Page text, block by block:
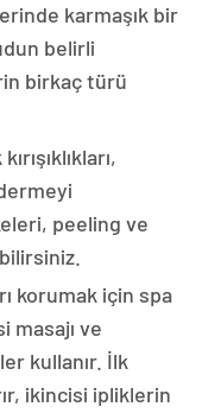
karmaşık bir
belirli
birkaç türü
peeling ve
korumak için spa
masajı ve
kullanır. İlk
ikincisi ipliklerin